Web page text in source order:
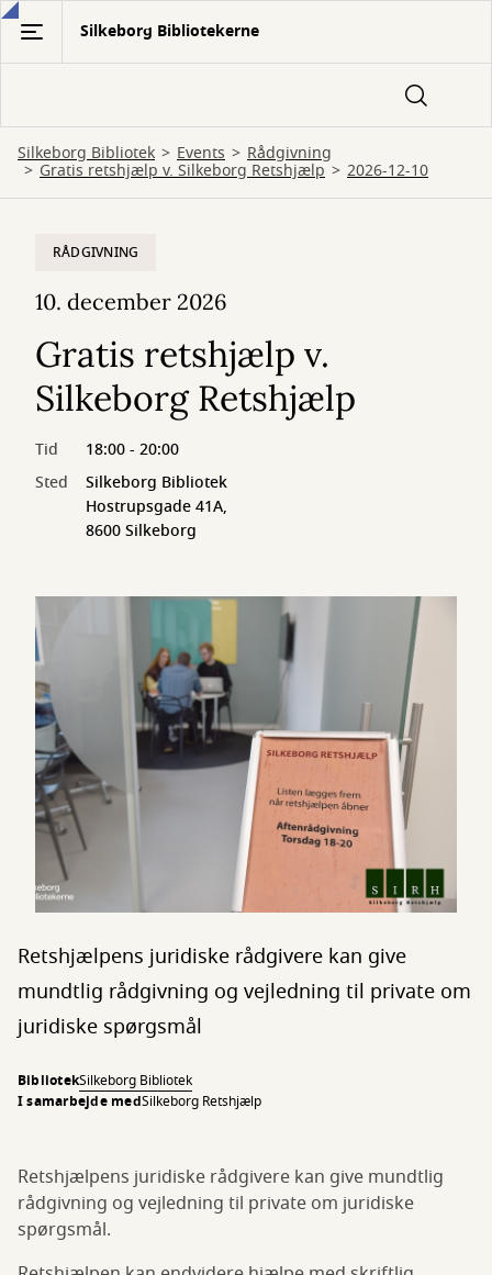
Gå
hovedindhold
Silkeborg Bibliotekerne
Silkeborg Bibliotek Events Rådgivning
Gratis retshjælp v. Silkeborg Retshjælp 2026-12-10
RÅDGIVNING
10. december 2026
Gratis retshjælp v.
Silkeborg Retshjælp
Tid
18:00 - 20:00
Sted
Silkeborg Bibliotek
Hostrupsgade 41A,
8600 Silkeborg
Retshjælpens juridiske rådgivere kan give
mundtlig rådgivning og vejledning til private om
juridiske spørgsmål
BibliotekSilkeborg Bibliotek
I samarbejde medSilkeborg Retshjælp
Retshjælpens juridiske rådgivere kan give mundtlig
rådgivning og vejledning til private om juridiske
spørgsmål.